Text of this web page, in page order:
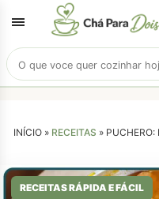
Buscar
receitas
INÍCIO » RECEITAS » PUCHERO:
RECEITAS RÁPIDA E FÁCIL